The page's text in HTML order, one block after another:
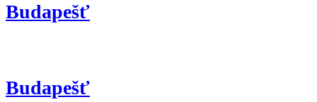
Budapešť
Budapešť